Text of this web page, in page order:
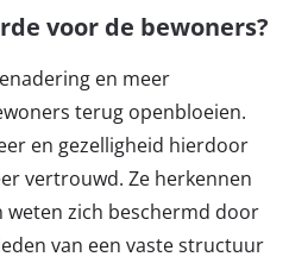
voor de bewoners?
en meer
terug openbloeien.
en gezelligheid hierdoor
vertrouwd. Ze herkennen
weten zich beschermd door
van een vaste structuur